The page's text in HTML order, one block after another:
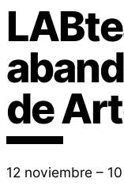
de
12 noviembre –